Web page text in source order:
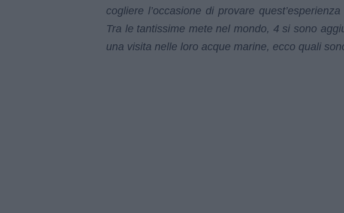
cogliere l’occasione di provare
Tra le tantissime mete nel mondo, 4 si sono
una visita nelle loro acque marine, ecco quali